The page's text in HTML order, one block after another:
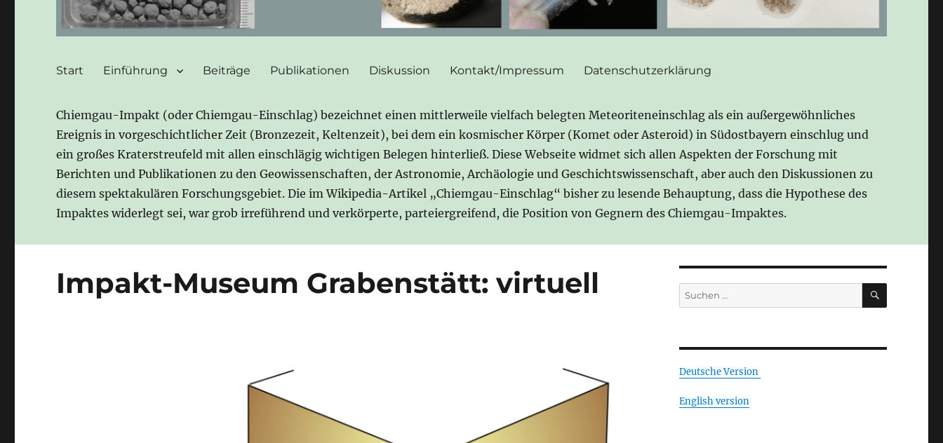
Start Einführung Beiträge Publikationen Diskussion Kontakt/Impressum Datenschutzerklärung
Chiemgau-Impakt (oder Chiemgau-Einschlag) bezeichnet einen mittlerweile vielfach belegten Meteoriteneinschlag als ein außergewöhnliches
Ereignis in vorgeschichtlicher Zeit (Bronzezeit, Keltenzeit), bei dem ein kosmischer Körper (Komet oder Asteroid) in Südostbayern einschlug und
ein großes Kraterstreufeld mit allen einschlägig wichtigen Belegen hinterließ. Diese Webseite widmet sich allen Aspekten der Forschung mit
Berichten und Publikationen zu den Geowissenschaften, der Astronomie, Archäologie und Geschichtswissenschaft, aber auch den Diskussionen zu
diesem spektakulären Forschungsgebiet. Die im Wikipedia-Artikel „Chiemgau-Einschlag“ bisher zu lesende Behauptung, dass die Hypothese des
Impaktes widerlegt sei, war grob irreführend und verkörperte, parteiergreifend, die Position von Gegnern des Chiemgau-Impaktes.
Impakt-Museum Grabenstätt: virtuell
Suchen
nach:
SUCHEN
Deutsche Version
English version